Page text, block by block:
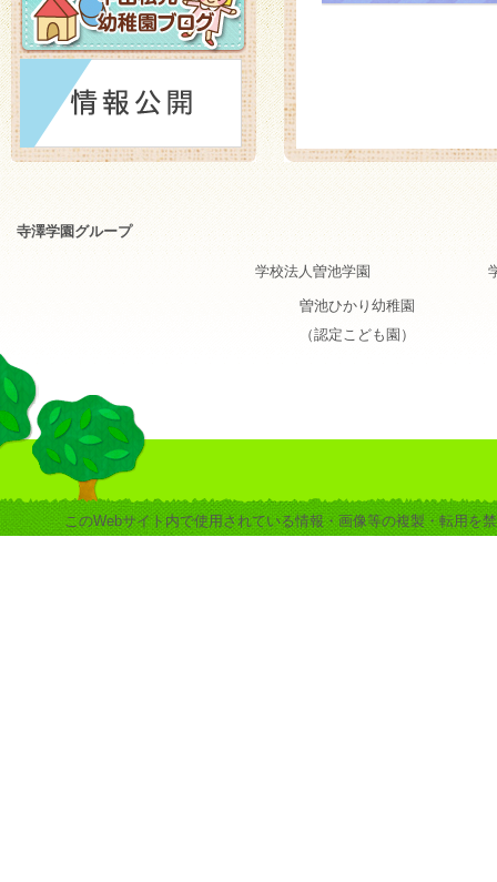
寺澤学園グループ
学校法人曽池学園
曽池ひかり幼稚園
（認定こども園）
このWebサイト内で使用されている情報・画像等の複製・転用